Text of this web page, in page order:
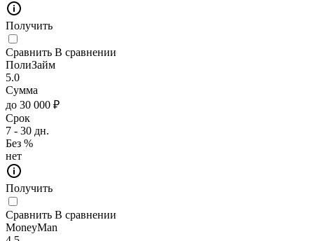
Получить
Сравнить В сравнении
ПолиЗайм
5.0
Сумма
до 30 000 ₽
Срок
7 - 30 дн.
Без %
нет
Получить
Сравнить В сравнении
MoneyMan